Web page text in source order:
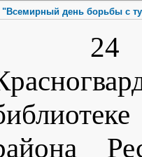
"Всемирный день борьбы с
24